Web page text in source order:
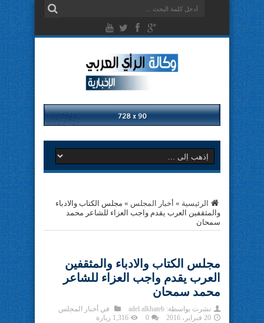
الرئيسية » أخبار المجلس » مجلس الكتاب والادباء
والمثقفين العرب يقدم واجب العزاء للشاعر محمد
سمحان
مجلس الكتاب والادباء والمثقفين
العرب يقدم واجب العزاء للشاعر
محمد سمحان
نشرت بواسطة: adel alkhateb في أخبار المجلس
20 فبراير، 2016
0 1,316 زيارة